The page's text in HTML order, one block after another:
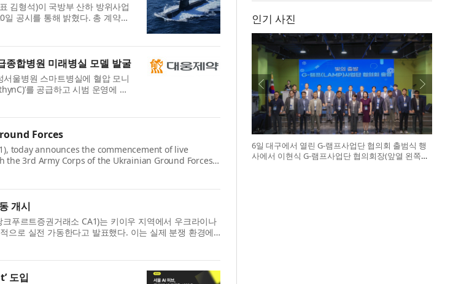
김형석)이 국방부 산하 방위사업
공시를 통해 밝혔다. 총 계약금
...
종합병원 미래병실 모델 발굴
울병원 스마트병실에 혈압 모니
를 공급하고 시범 운영에 돌
Forces
today announces the commencement of live
3rd Army Corps of the Ukrainian Ground Forces
개시
푸르트증권거래소 CA1)는 키이우 지역에서 우크라이나
으로 실전 가동한다고 발표했다. 이는 실제 분쟁 환경에
도입
인기 사진
6일 대구에서 열린 G-램프사업단 협의회 출범식 행
사에서 이현식 G-램프사업단 협의회장(앞열 왼쪽에